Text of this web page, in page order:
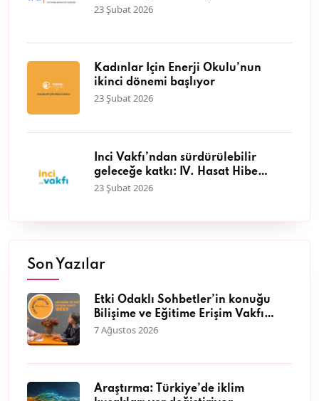
başladı
23 Şubat 2026
Kadınlar İçin Enerji Okulu’nun
ikinci dönemi başlıyor
23 Şubat 2026
İnci Vakfı’ndan sürdürülebilir
geleceğe katkı: IV. Hasat Hibe
Programı başvuruları başladı
23 Şubat 2026
Son Yazılar
Etki Odaklı Sohbetler’in konuğu
Bilişime ve Eğitime Erişim Vakfı
Genel Müdürü Dr. Neyran
7 Ağustos 2026
Araştırma: Türkiye’de iklim